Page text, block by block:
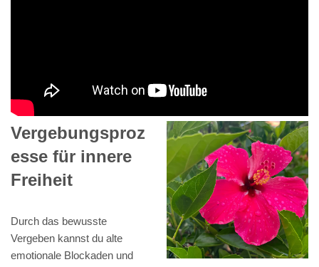
Vergebungsproz
esse für innere
Freiheit
Durch das bewusste
Vergeben kannst du alte
emotionale Blockaden und